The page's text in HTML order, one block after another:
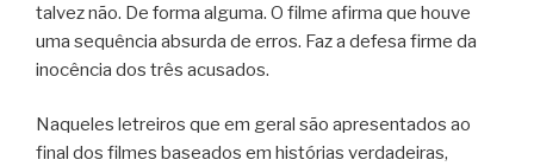
talvez não. De forma alguma. O filme afirma que houve
uma sequência absurda de erros. Faz a defesa firme da
inocência dos três acusados.
Naqueles letreiros que em geral são apresentados ao
final dos filmes baseados em histórias verdadeiras,